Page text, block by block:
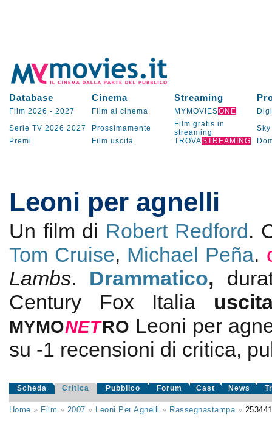
Database Cinema Streaming
Film 2026 - 2027 Film al cinema MYMOVIESONE
Serie TV 2026 2027 Prossimamente
Film gratis in
streaming
Sky
Premi
Film uscita TROVASTREAMING
Leoni per agnelli
Un film di Robert Redford.
Tom Cruise, Michael Peña.
Lambs. Drammatico,
Century Fox Italia
MYMONETRO Leoni per
su -1 recensioni di critica,
Scheda Critica Pubblico Forum Cast News
Home » Film » 2007 » Leoni Per Agnelli » Rassegnastampa» 253441